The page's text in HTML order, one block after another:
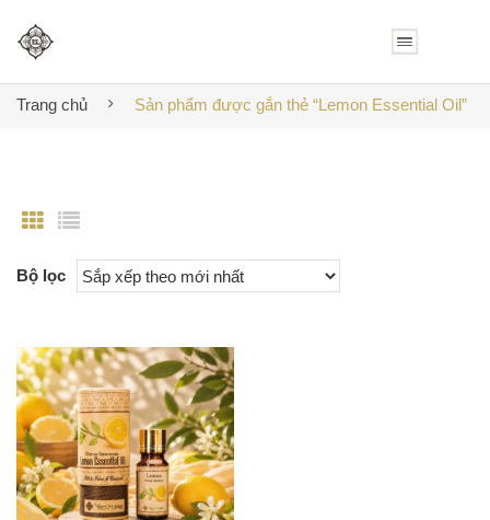
Trang chủ Sản phẩm được gắn thẻ “Lemon Essential Oil”
Bộ lọc